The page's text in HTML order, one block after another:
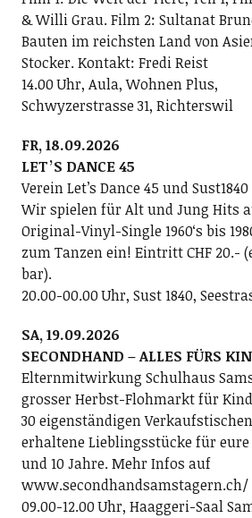
& Willi Grau. Film 2: Sultanat
Bauten im reichsten Land von
Stocker. Kontakt: Fredi Reist
14.00 Uhr, Aula, Wohnen Plus,
Schwyzerstrasse 31, Richterswil
FR, 18.09.2026
LETʼS DANCE 45
Verein Letʼs Dance 45 und Sust1840
Wir spielen für Alt und Jung Hits
Original-Vinyl-Single 1960ʻs bis
zum Tanzen ein! Eintritt CHF 20.-
bar).
20.00-00.00 Uhr, Sust 1840,
SA, 19.09.2026
SECONDHAND – ALLES FÜRS
Elternmitwirkung Schulhaus
grosser Herbst-Flohmarkt für
30 eigenständigen
erhaltene Lieblingsstücke für
und 10 Jahre. Mehr Infos auf
www.secondhandsamstagern.ch/
09.00-12.00 Uhr, Haaggeri-Saal